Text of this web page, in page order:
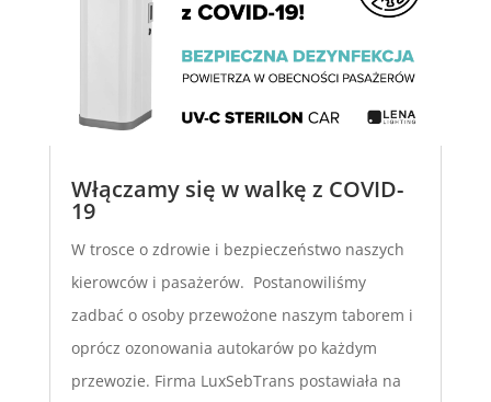
Włączamy się w walkę z COVID-
19
W trosce o zdrowie i bezpieczeństwo naszych
kierowców i pasażerów. Postanowiliśmy
zadbać o osoby przewożone naszym taborem i
oprócz ozonowania autokarów po każdym
przewozie. Firma LuxSebTrans postawiała na